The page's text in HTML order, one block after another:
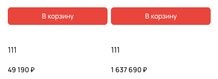
В корзину В корзину
111
49 190 ₽
111
1 637 690 ₽